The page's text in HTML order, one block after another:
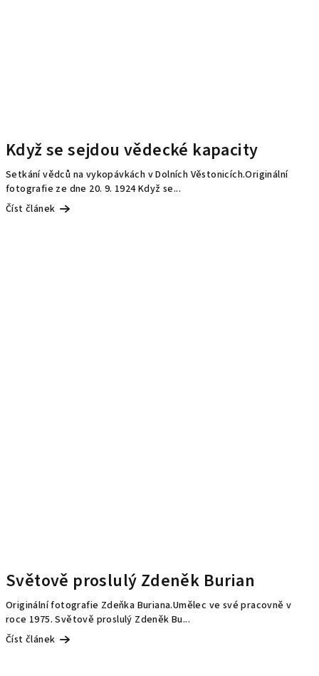
Když se sejdou vědecké kapacity
Setkání vědců na vykopávkách v Dolních Věstonicích.Originální
fotografie ze dne 20. 9. 1924 Když se...
Číst článek
Světově proslulý Zdeněk Burian
Originální fotografie Zdeňka Buriana.Umělec ve své pracovně v
roce 1975. Světově proslulý Zdeněk Bu...
Číst článek